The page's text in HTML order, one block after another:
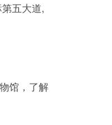
五大道,
馆，了解